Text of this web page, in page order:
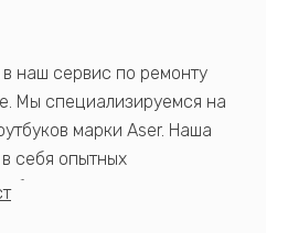
наш сервис по ремонту
Мы специализируемся на
марки Aser. Наша
себя опытных
знаниями и